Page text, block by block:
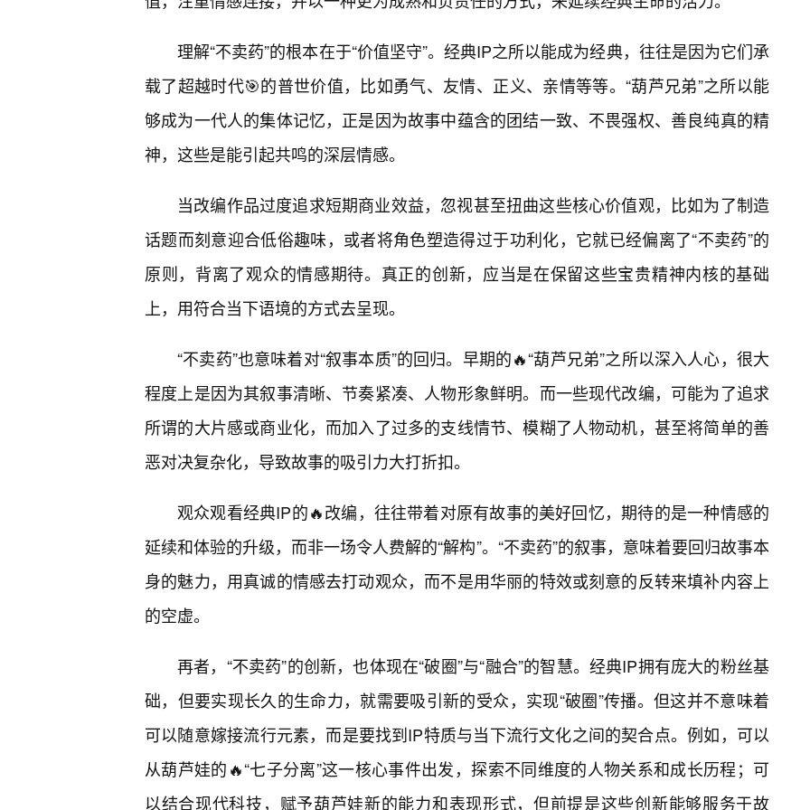
理解“不卖药”的根本在于“价值坚守”。经典IP之所以能成为经典，往往是因为它们承
载了超越时代🎯的普世价值，比如勇气、友情、正义、亲情等等。“葫芦兄弟”之所以能
够成为一代人的集体记忆，正是因为故事中蕴含的团结一致、不畏强权、善良纯真的精
神，这些是能引起共鸣的深层情感。
当改编作品过度追求短期商业效益，忽视甚至扭曲这些核心价值观，比如为了制造
话题而刻意迎合低俗趣味，或者将角色塑造得过于功利化，它就已经偏离了“不卖药”的
原则，背离了观众的情感期待。真正的创新，应当是在保留这些宝贵精神内核的基础
上，用符合当下语境的方式去呈现。
“不卖药”也意味着对“叙事本质”的回归。早期的🔥“葫芦兄弟”之所以深入人心，很大
程度上是因为其叙事清晰、节奏紧凑、人物形象鲜明。而一些现代改编，可能为了追求
所谓的大片感或商业化，而加入了过多的支线情节、模糊了人物动机，甚至将简单的善
恶对决复杂化，导致故事的吸引力大打折扣。
观众观看经典IP的🔥改编，往往带着对原有故事的美好回忆，期待的是一种情感的
延续和体验的升级，而非一场令人费解的“解构”。“不卖药”的叙事，意味着要回归故事本
身的魅力，用真诚的情感去打动观众，而不是用华丽的特效或刻意的反转来填补内容上
的空虚。
再者，“不卖药”的创新，也体现在“破圈”与“融合”的智慧。经典IP拥有庞大的粉丝基
础，但要实现长久的生命力，就需要吸引新的受众，实现“破圈”传播。但这并不意味着
可以随意嫁接流行元素，而是要找到IP特质与当下流行文化之间的契合点。例如，可以
从葫芦娃的🔥“七子分离”这一核心事件出发，探索不同维度的人物关系和成长历程；可
以结合现代科技，赋予葫芦娃新的能力和表现形式，但前提是这些创新能够服务于故